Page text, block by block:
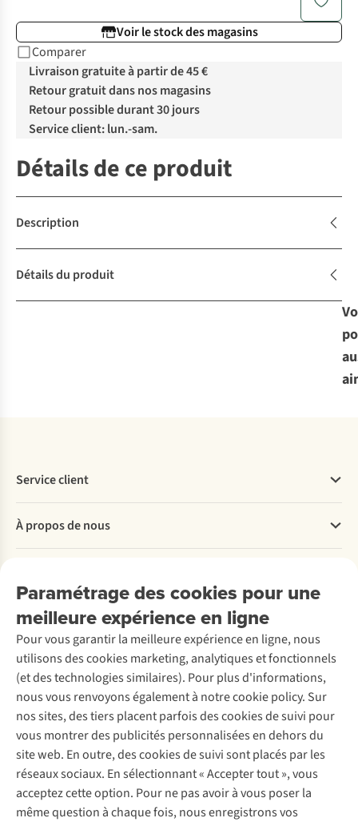
Voir le stock des magasins
Comparer
Livraison gratuite à partir de 45 €
Retour gratuit dans nos magasins
Retour possible durant 30 jours
Service client: lun.-sam.
Détails de ce produit
Description
Détails du produit
Paramétrage des cookies pour une
meilleure expérience en ligne
Pour vous garantir la meilleure expérience en ligne, nous
utilisons des cookies marketing, analytiques et fonctionnels
(et des technologies similaires). Pour plus d'informations,
nous vous renvoyons également à notre cookie policy. Sur
nos sites, des tiers placent parfois des cookies de suivi pour
vous montrer des publicités personnalisées en dehors du
site web. En outre, des cookies de suivi sont placés par les
réseaux sociaux. En sélectionnant « Accepter tout », vous
acceptez cette option. Pour ne pas avoir à vous poser la
même question à chaque fois, nous enregistrons vos
Service client
Commander
Payer
Retourner
Rétractation d'une commande
Entretien & réparations
Garantie
Contactez-nous
À propos de nous
Entreprise responsable
À propos d’Ayacucho
Nos magasins
À propos d’A.S.Adventure
Déclaration d'accessibilité
Location / Location sports d’hiver
Seconde-main
Entretien de ski
Service de lavage
Entretien de chaussures
Réparation de chaussures
Réparation de vêtements
Retouches
Pour les entreprises
Découvrez
A.S.Magazine
Explore Camp
Expertise & conseils
Abonnez-vous à la newsletter
Suivez-nous